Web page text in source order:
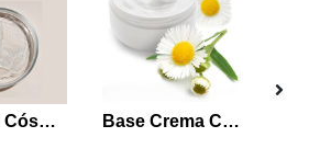
Base Gel Cósmetico Neutro 1 Litro Base Crema Capilar 1 LITRO